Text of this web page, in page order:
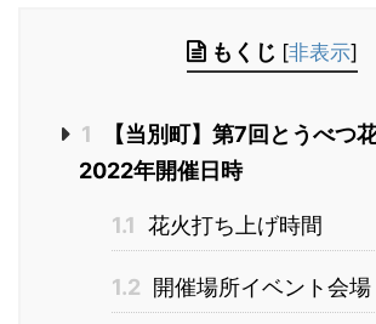
もくじ [非表示]
1
【当別町】第7回とうべつ
2022年開催日時
1.1 花火打ち上げ時間
1.2 開催場所イベント会場